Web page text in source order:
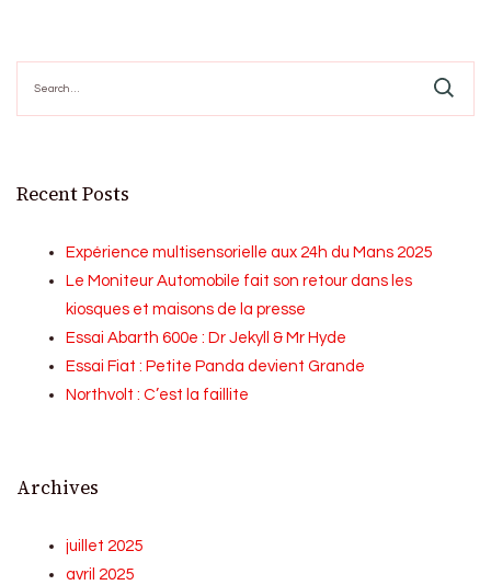
for:
Recent Posts
Expérience multisensorielle aux 24h du Mans 2025
Le Moniteur Automobile fait son retour dans les
kiosques et maisons de la presse
Essai Abarth 600e : Dr Jekyll & Mr Hyde
Essai Fiat : Petite Panda devient Grande
Northvolt : C’est la faillite
Archives
juillet 2025
avril 2025